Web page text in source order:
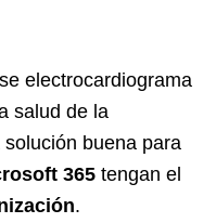
electrocardiograma
salud de la
buena para
365 tengan el
.